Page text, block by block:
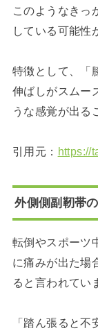
このようなきっ
している可能性
特徴として、「
伸ばしがスムー
うな感覚が出る
引用元： https://
外側側副靭帯
転倒やスポーツ
に痛みが出た場
ると言われてい
「踏ん張ると